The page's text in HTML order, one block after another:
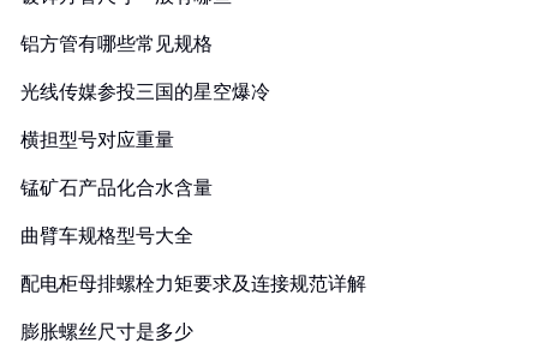
铝方管有哪些常见规格
光线传媒参投三国的星空爆冷
横担型号对应重量
锰矿石产品化合水含量
曲臂车规格型号大全
配电柜母排螺栓力矩要求及连接规范详解
膨胀螺丝尺寸是多少